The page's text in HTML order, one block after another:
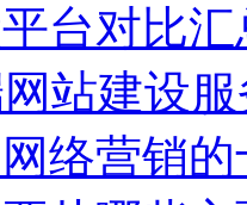
台对比汇
站建设
络营销